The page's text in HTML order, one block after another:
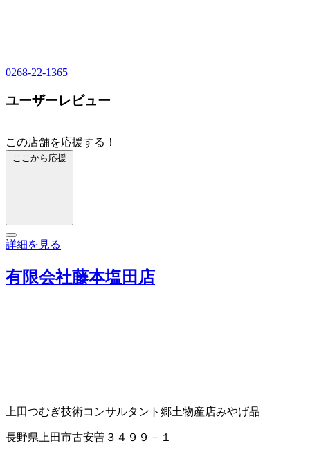
0268-22-1365
ユーザーレビュー
この店舗を応援する！
ここから応援
詳細を見る
有限会社藤本塩田店
上田つむぎ技術コンサルタント 郷土物産店みやげ品
長野県上田市古安曽３４９９－１